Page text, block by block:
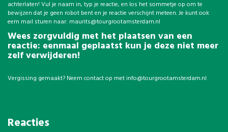
achterlaten! Vul je naam in, typ je reactie, en los het sommetje op om te
bewijzen dat je geen robot bent en je reactie verschijnt meteen. Je kunt ook
eem mail sturen naar: maurits@tourgrootamsterdam.nl
Wees zorgvuldig met het plaatsen van een
reactie: eenmaal geplaatst kun je deze niet meer
zelf verwijderen!
Vergissing gemaakt? Neem contact op met info@tourgrootamsterdam.nl
Reacties